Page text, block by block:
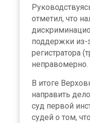
отметил, что
поддержки из-
регистратора
неправомерно.
В итоге
направить
суд первой
судей о том,